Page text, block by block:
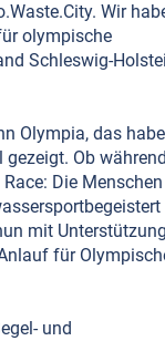
Wir
olympische
Schleswig-
Olympia, das
Ob während
Die
mit Unterstützung
für
und